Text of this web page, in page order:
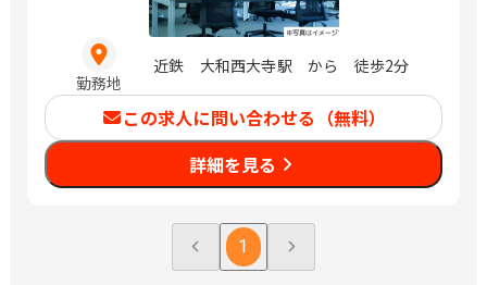
勤務地
近鉄 大和西大寺駅 から 徒歩2分
この求人に問い合わせる（無料）
詳細を見る
1